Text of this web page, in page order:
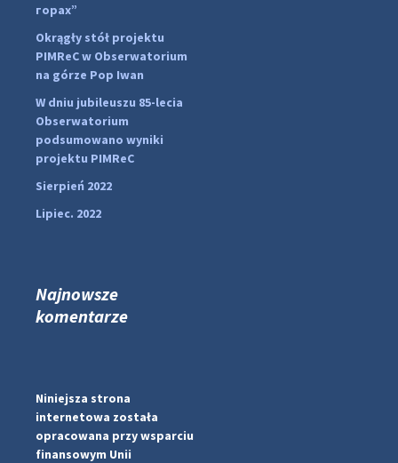
pimrec_project
pimrec_project
горах”
Okrągły stół projektu
PIMReC w Obserwatorium
na górze Pop Iwan
W dniu jubileuszu 85-lecia
Obserwatorium
podsumowano wyniki
projektu PIMReC
Sierpień 2022
Lipiec. 2022
Najnowsze
komentarze
Niniejsza strona
internetowa została
opracowana przy wsparciu
finansowym Unii